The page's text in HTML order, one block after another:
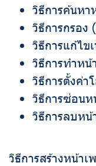
วิธีการค้นหา
วิธีการกรอง
วิธีการแก้ไข
วิธีการทำหน้
วิธีการตั้งค่า
วิธีการซ่อนห
วิธีการลบหน้
วิธีการสร้างหน้าเ